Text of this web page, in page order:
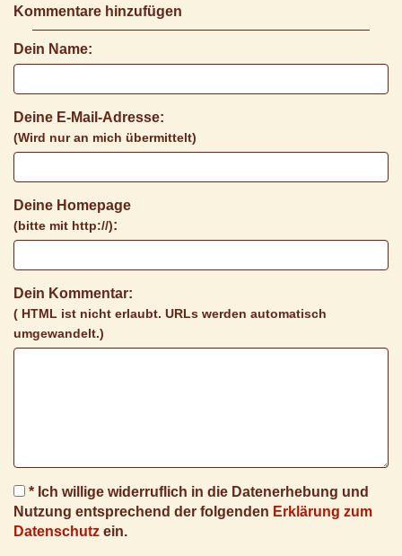
Kommentare hinzufügen
Dein Name:
Deine E-Mail-Adresse:
(Wird nur an mich übermittelt)
Deine Homepage
(bitte mit http://):
Dein Kommentar:
( HTML ist nicht erlaubt. URLs werden automatisch
umgewandelt.)
* Ich willige widerruflich in die Datenerhebung und
Nutzung entsprechend der folgenden Erklärung zum
Datenschutz ein.